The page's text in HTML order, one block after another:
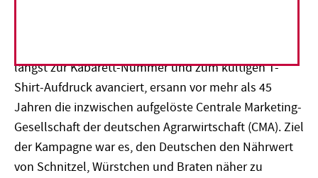
längst zur Kabarett-Nummer und zum kultigen T-
Shirt-Aufdruck avanciert, ersann vor mehr als 45
Jahren die inzwischen aufgelöste Centrale Marketing-
Gesellschaft der deutschen Agrarwirtschaft (CMA). Ziel
der Kampagne war es, den Deutschen den Nährwert
von Schnitzel, Würstchen und Braten näher zu